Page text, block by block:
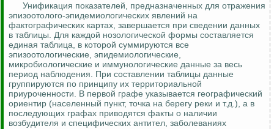
Унификация показателей, предназначенных для отражения
эпизоотолого-эпидемиологических явлений на
фактографических картах, завершается при сведении данных
в таблицы. Для каждой нозологической формы составляется
единая таблица, в которой суммируются все
эпизоотологические, эпидемиологические,
микробиологические и иммунологические данные за весь
период наблюдения. При составлении таблицы данные
группируются по принципу их территориальной
приуроченности. В первой графе указывается географический
ориентир (населенный пункт, точка на берегу реки и т.д.), а в
последующих графах приводятся факты о наличии
возбудителя и специфических антител, заболеваниях